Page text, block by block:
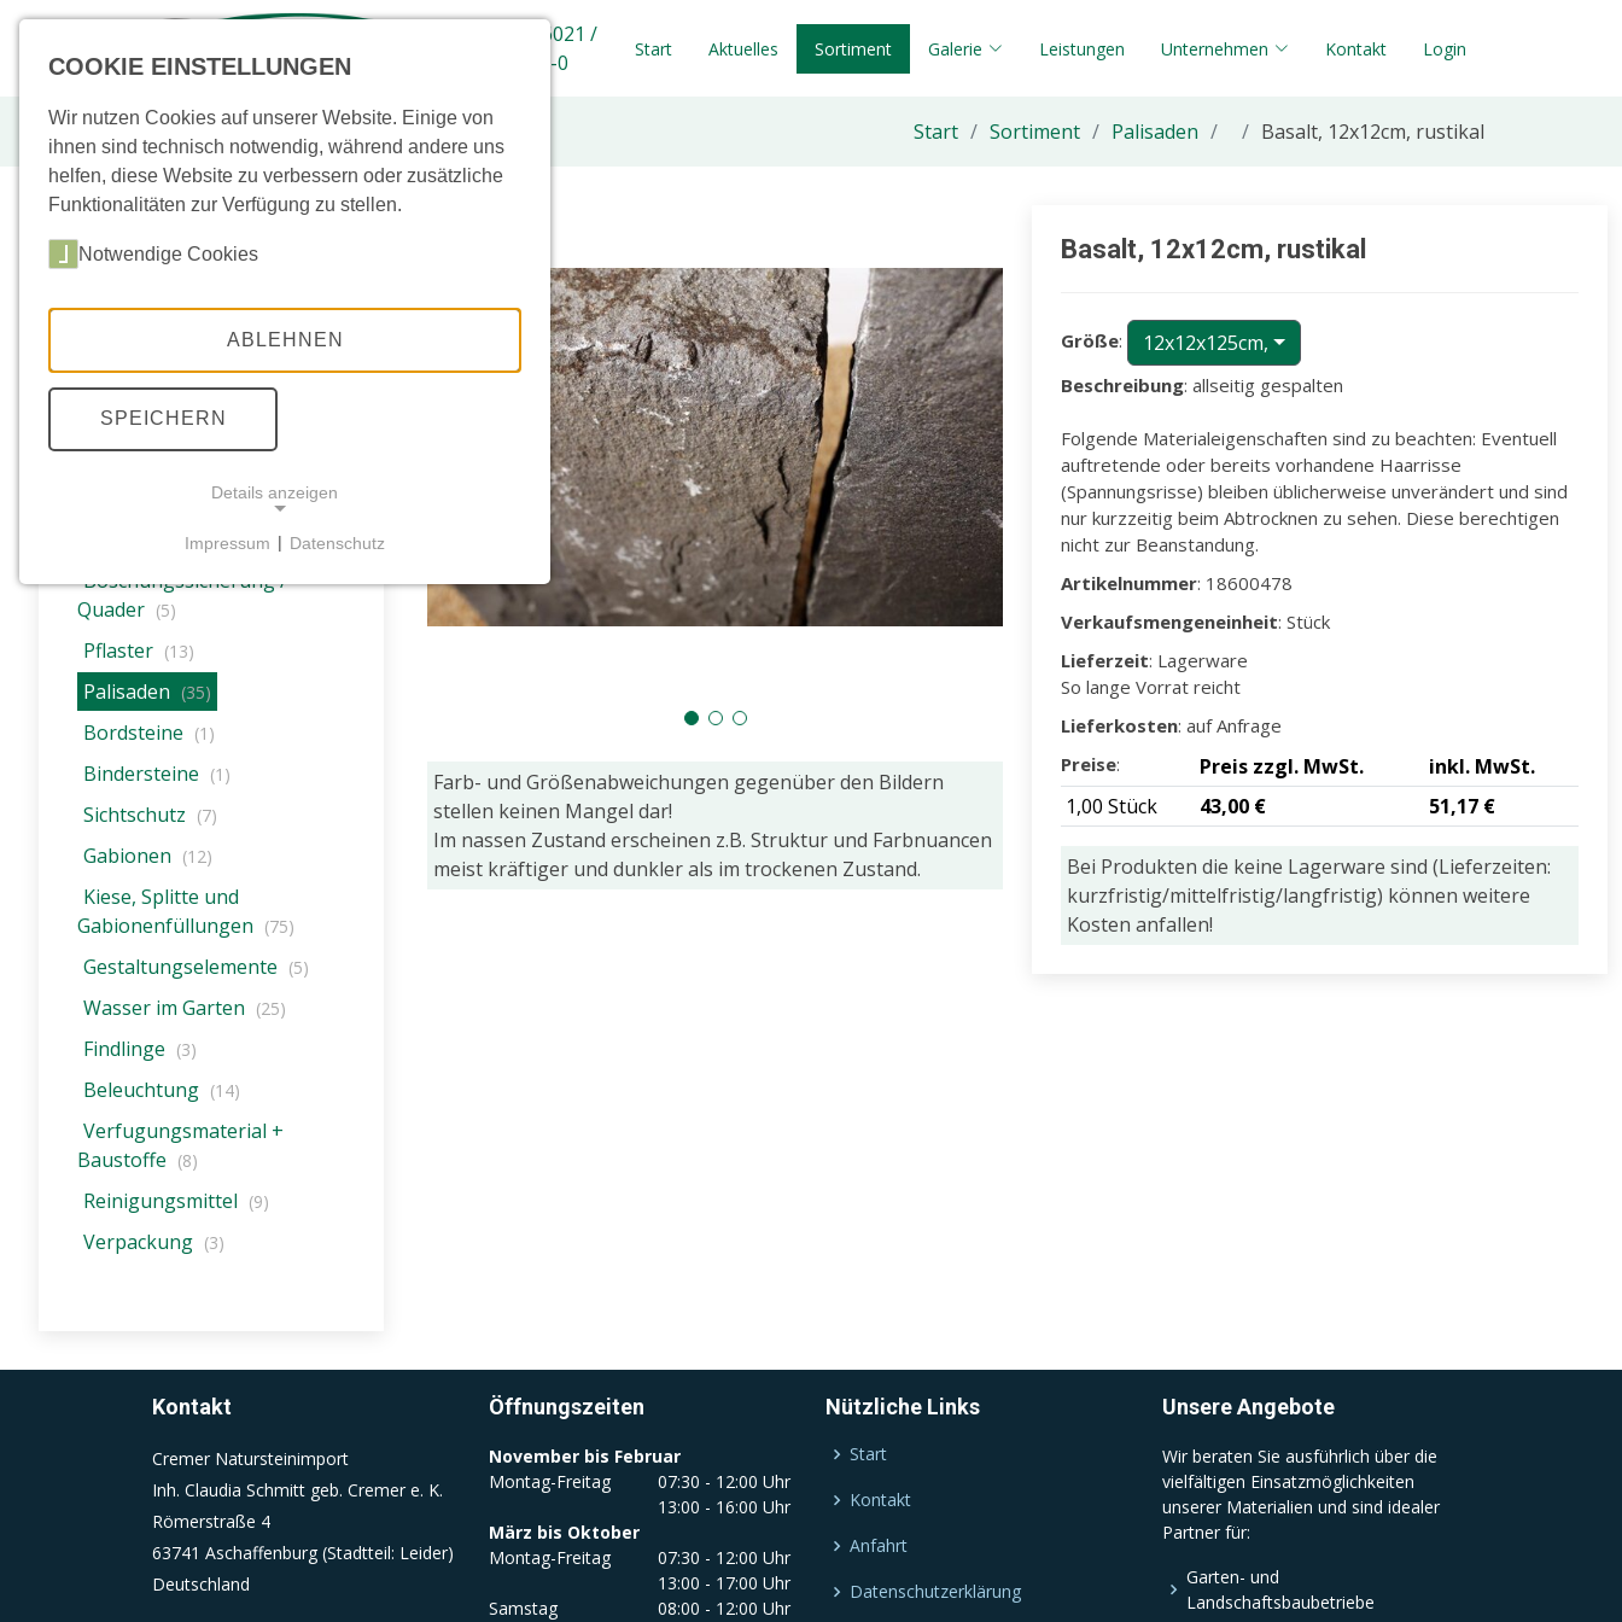
+49 (0) 6021 /
439555-0
Start Aktuelles Sortiment Galerie Leistungen Unternehmen Kontakt Login
Basalt, 12x12cm, rustikal Start Sortiment Palisaden Basalt, 12x12cm, rustikal
Sortiment(Neu/
(33)
Sockel (3)
Keramik (72)
Poolplatten (3)
(26)
Böschungssicherung /
Quader (5)
Pflaster (13)
Palisaden (35)
Bordsteine (1)
Bindersteine (1)
Sichtschutz (7)
Gabionen (12)
Kiese, Splitte und
Gabionenfüllungen (75)
Gestaltungselemente (5)
Wasser im Garten (25)
Findlinge (3)
Beleuchtung (14)
Verfugungsmaterial +
Baustoffe (8)
Reinigungsmittel (9)
Verpackung (3)
Farb- und Größenabweichungen gegenüber den Bildern
stellen keinen Mangel dar!
Im nassen Zustand erscheinen z.B. Struktur und Farbnuancen
meist kräftiger und dunkler als im trockenen Zustand.
Basalt, 12x12cm, rustikal
Größe: 12x12x125cm,
Beschreibung: allseitig gespalten
Folgende Materialeigenschaften sind zu beachten: Eventuell
auftretende oder bereits vorhandene Haarrisse
(Spannungsrisse) bleiben üblicherweise unverändert und sind
nur kurzzeitig beim Abtrocknen zu sehen. Diese berechtigen
nicht zur Beanstandung.
Artikelnummer: 18600478
Verkaufsmengeneinheit: Stück
Lieferzeit: Lagerware
So lange Vorrat reicht
Lieferkosten: auf Anfrage
Preise: Preis zzgl. MwSt.
inkl. MwSt.
1,00 Stück
43,00 € 51,17 €
Bei Produkten die keine Lagerware sind (Lieferzeiten:
kurzfristig/mittelfristig/langfristig) können weitere
Kosten anfallen!
Kontakt
Cremer Natursteinimport
Inh. Claudia Schmitt geb. Cremer e. K.
Römerstraße 4
63741 Aschaffenburg (Stadtteil: Leider)
Deutschland
Öffnungszeiten
November bis Februar
Montag-Freitag
07:30 - 12:00 Uhr
13:00 - 16:00 Uhr
März bis Oktober
Montag-Freitag
07:30 - 12:00 Uhr
13:00 - 17:00 Uhr
Samstag
08:00 - 12:00 Uhr
Nützliche Links
Start
Kontakt
Anfahrt
Datenschutzerklärung
Unsere Angebote
Wir beraten Sie ausführlich über die
vielfältigen Einsatzmöglichkeiten
unserer Materialien und sind idealer
Partner für:
Garten- und
Landschaftsbaubetriebe
COOKIE EINSTELLUNGEN
Wir nutzen Cookies auf unserer Website. Einige von
ihnen sind technisch notwendig, während andere uns
helfen, diese Website zu verbessern oder zusätzliche
Funktionalitäten zur Verfügung zu stellen.
Notwendige Cookies
ABLEHNEN
SPEICHERN
Details anzeigen
Notwendige Cookies ermöglichen grundlegende
Funktionen und sind für die einwandfreie Funktion
der Website erforderlich.
CMS (Content Management System)
TYPO3
fe_typo_user
Zweck:
Wird für die unverwechselbare
Identifizierung eines Anwenders
gesetzt. Es bietet dem Anwender
bessere Bedienerführung, z.B. bei
Laufzeit:
Dieser Cookie wird beim Schließen
(Sitzungscookie)
Einverständnis-Cookie
Name:
Optionen des Benutzers
Impressum | Datenschutz